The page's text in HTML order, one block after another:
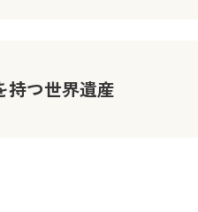
持つ世界遺産